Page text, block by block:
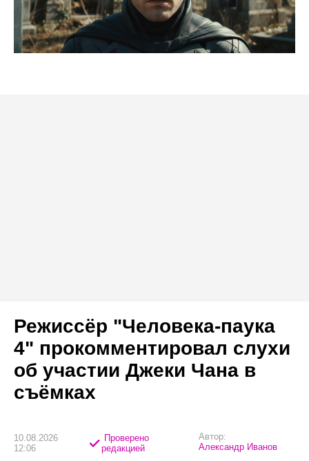
Режиссёр "Человека-паука
4" прокомментировал слухи
об участии Джеки Чана в
съёмках
10.08.2026
12:06
Проверено
редакцией
Автор:
Александр Иванов